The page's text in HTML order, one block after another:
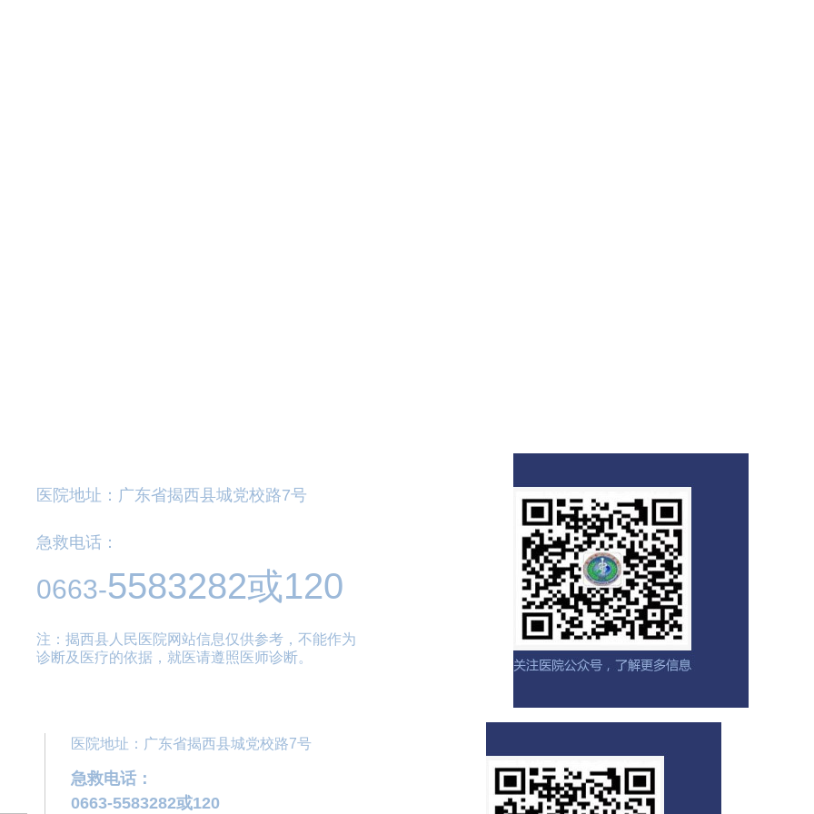
医院地址：广东省揭西县城党校路7号
急救电话：
0663-5583282或120
注：揭西县人民医院网站信息仅供参考，不能作为
诊断及医疗的依据，就医请遵照医师诊断。
医院地址：广东省揭西县城党校路7号
急救电话：
0663-5583282或120